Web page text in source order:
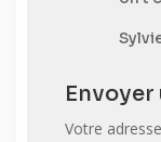
Votre